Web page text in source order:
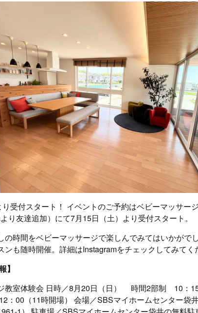
受付スタート！ イベントのご予約はベビーマッサー
り友達追加）にて7月15日（土）より受付スタート。
の時間をベビーマッサージで楽しんでみてはいかが
ンも随時開催。詳細はInstagramをチェックしてみてく
】
教室体験会 日時／8月20日（日） 時間2部制 10：
：00（11時開場） 会場／SBSマイホームセンター